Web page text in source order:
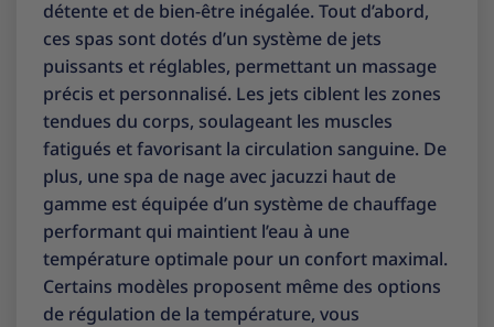
détente et de bien-être inégalée. Tout d’abord,
ces spas sont dotés d’un système de jets
puissants et réglables, permettant un massage
précis et personnalisé. Les jets ciblent les zones
tendues du corps, soulageant les muscles
fatigués et favorisant la circulation sanguine. De
plus, une spa de nage avec jacuzzi haut de
gamme est équipée d’un système de chauffage
performant qui maintient l’eau à une
température optimale pour un confort maximal.
Certains modèles proposent même des options
de régulation de la température, vous